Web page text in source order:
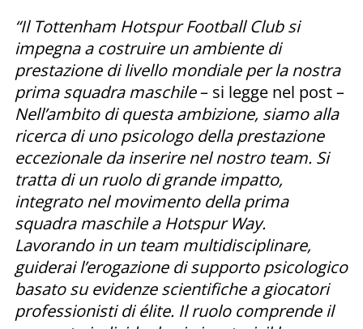
“Il Tottenham Hotspur Football Club si
impegna a costruire un ambiente di
prestazione di livello mondiale per la nostra
prima squadra maschile– si legge nel post –
Nell’ambito di questa ambizione, siamo alla
ricerca di uno psicologo della prestazione
eccezionale da inserire nel nostro team. Si
tratta di un ruolo di grande impatto,
integrato nel movimento della prima
squadra maschile a Hotspur Way.
Lavorando in un team multidisciplinare,
guiderai l’erogazione di supporto psicologico
basato su evidenze scientifiche a giocatori
professionisti di élite. Il ruolo comprende il